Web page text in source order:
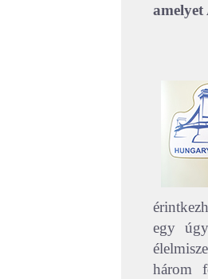
amelyet
egy
három